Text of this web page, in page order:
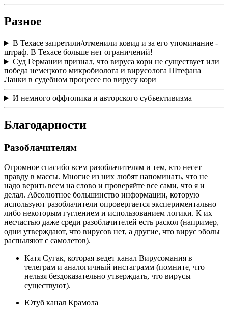
Разное
В Техасе запретили/отменили ковид и за его упоминание -
штраф. В Техасе больше нет ограничений!
Суд Германии признал, что вируса кори не существует или
победа немецкого микробиолога и вирусолога Штефана
Ланки в судебном процессе по вирусу кори
И немного оффтопика и авторского субъективизма
Благодарности
Разоблачителям
Огромное спасибо всем разоблачителям и тем, кто несет
правду в массы. Многие из них любят напоминать, что не
надо верить всем на слово и проверяйте все сами, что я и
делал. Абсолютное большинство информации, которую
используют разоблачители опровергается экспериментально
либо некоторым гуглением и использованием логики. К их
несчастью даже среди разоблачителей есть раскол (например,
одни утверждают, что вирусов нет, а другие, что вирус эболы
распыляют с самолетов).
Катя Сугак, которая ведет канал Вирусомания в
телеграм и аналогичный инстаграмм (помните, что
нельзя бездоказательно утверждать, что вирусы
существуют).
Ютуб канал Крамола